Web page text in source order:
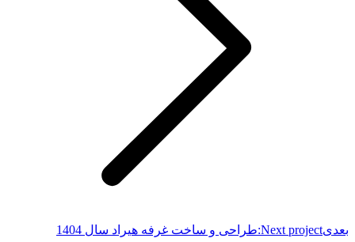
بعدیNext project: طراحی و ساخت غرفه هیراد سال 1404